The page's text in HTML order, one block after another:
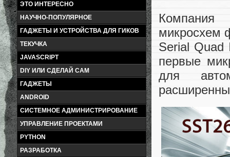
ЭТО ИНТЕРЕСНО
НАУЧНО-ПОПУЛЯРНОЕ
ГАДЖЕТЫ И УСТРОЙСТВА ДЛЯ ГИКОВ
ТЕКУЧКА
JAVASCRIPT
DIY ИЛИ СДЕЛАЙ САМ
ГАДЖЕТЫ
ANDROID
СИСТЕМНОЕ АДМИНИСТРИРОВАНИЕ
УПРАВЛЕНИЕ ПРОЕКТАМИ
PYTHON
РАЗРАБОТКА
Компания
микросхем
Serial
первые
для